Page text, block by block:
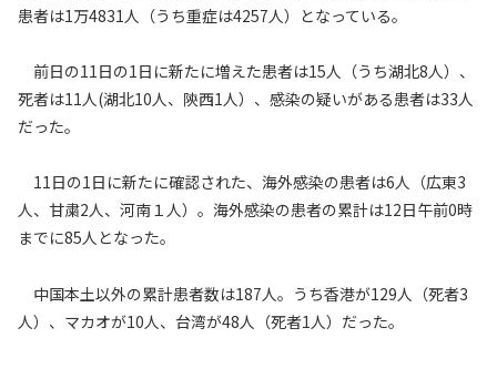
患者は1万4831人（うち重症は4257人）となっている。
前日の11日の1日に新たに増えた患者は15人（うち湖北8人）、
死者は11人(湖北10人、陝西1人）、感染の疑いがある患者は33人
だった。
11日の1日に新たに確認された、海外感染の患者は6人（広東3
人、甘粛2人、河南１人）。海外感染の患者の累計は12日午前0時
までに85人となった。
中国本土以外の累計患者数は187人。うち香港が129人（死者3
人）、マカオが10人、台湾が48人（死者1人）だった。